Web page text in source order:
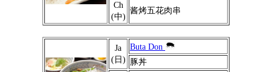
Ch
(中)
酱烤五花肉串
Ja
(日)
Buta Don
豚丼